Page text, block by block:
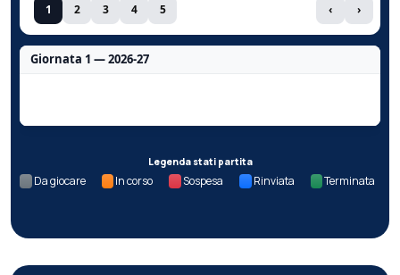
1 2 3 4 5 ‹ ›
Giornata 1 — 2026-27
Legenda stati partita
Da giocare In corso Sospesa Rinviata Terminata